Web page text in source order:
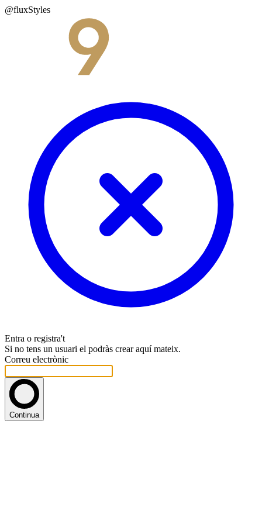
@fluxStyles
Entra o registra't
Si no tens un usuari el podràs crear aquí mateix.
Correu electrònic
Continua